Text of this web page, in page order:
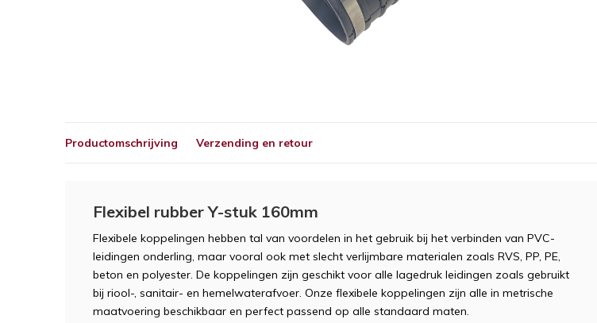
Productomschrijving Verzending en retour
Flexibel rubber Y-stuk 160mm
Flexibele koppelingen hebben tal van voordelen in het gebruik bij het verbinden van PVC-
leidingen onderling, maar vooral ook met slecht verlijmbare materialen zoals RVS, PP, PE,
beton en polyester. De koppelingen zijn geschikt voor alle lagedruk leidingen zoals gebruikt
bij riool-, sanitair- en hemelwaterafvoer. Onze flexibele koppelingen zijn alle in metrische
maatvoering beschikbaar en perfect passend op alle standaard maten.